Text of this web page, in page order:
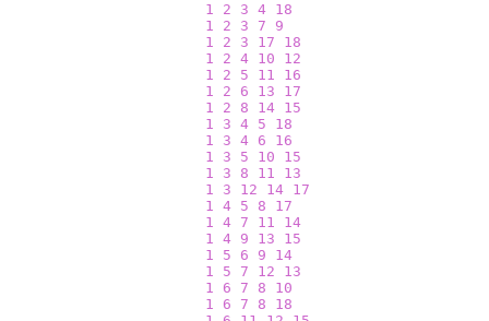
1 2 3 4 18
1
2 3 7
9
1
2 3 17
18
1
2 4 10
12
1
2 5 11
16
1
2 6 13
17
1
2 8 14 15
1
3 4 5
18
1
3 4 6
16
1
3 5 10
15
1
3 8 11
13
1
3 12 14 17
1 4 5 8
17
1 4 7 11
14
1 4 9 13
15
1
5 6 9
14
1
5 7 12
13
1
6 7 8
10
1
6 7 8
18